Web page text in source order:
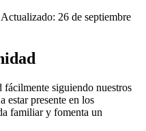
Actualizado: 26 de septiembre
siguiendo nuestros
estar presente en los
familiar y fomenta un